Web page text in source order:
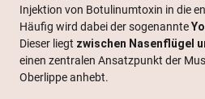
Injektion von Botulinumtoxin in die
Häufig wird dabei der sogenannte
Dieser liegt zwischen Nasenflügel
einen zentralen Ansatzpunkt der
Oberlippe anhebt.